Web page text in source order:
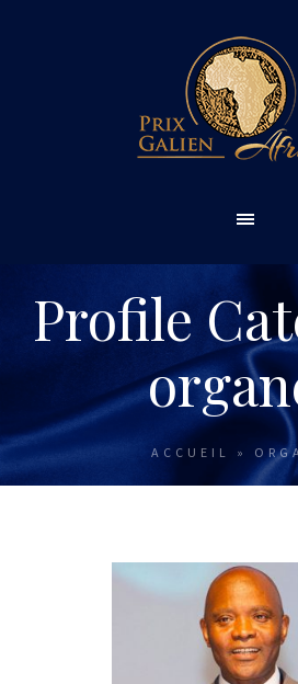
Profile
ACCUEIL »